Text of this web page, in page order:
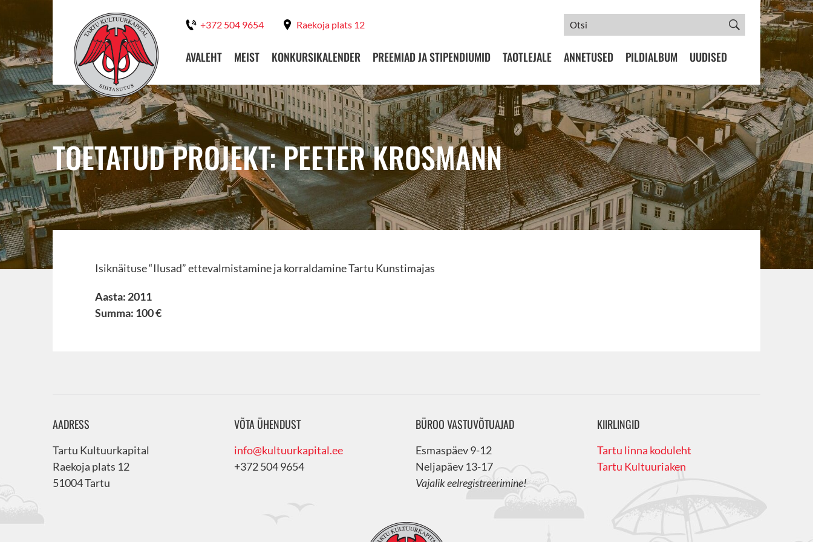
+372 504 9654 Raekoja plats 12
AVALEHT MEIST KONKURSIKALENDER PREEMIAD JA STIPENDIUMID TAOTLEJALE ANNETUSED PILDIALBUM UUDISED
TOETATUD PROJEKT: PEETER KROSMANN
Isiknäituse “Ilusad” ettevalmistamine ja korraldamine Tartu Kunstimajas
Aasta: 2011
Summa: 100 €
AADRESS
Tartu Kultuurkapital
Raekoja plats 12
51004 Tartu
VÕTA ÜHENDUST
info@kultuurkapital.ee
+372 504 9654
BÜROO VASTUVÕTUAJAD
Esmaspäev 9-12
Neljapäev 13-17
Vajalik eelregistreerimine!
KIIRLINGID
Tartu linna koduleht
Tartu Kultuuriaken